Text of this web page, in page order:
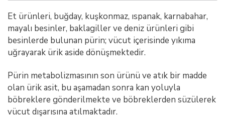
Et ürünleri, buğday, kuşkonmaz, ıspanak, karnabahar,
mayalı besinler, baklagiller ve deniz ürünleri gibi
besinlerde bulunan pürin; vücut içerisinde yıkıma
uğrayarak ürik aside dönüşmektedir.
Pürin metabolizmasının son ürünü ve atık bir madde
olan ürik asit, bu aşamadan sonra kan yoluyla
böbreklere gönderilmekte ve böbreklerden süzülerek
vücut dışarısına atılmaktadır.